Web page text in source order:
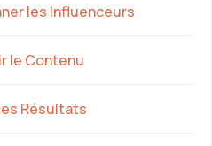
les Influenceurs
le Contenu
Résultats